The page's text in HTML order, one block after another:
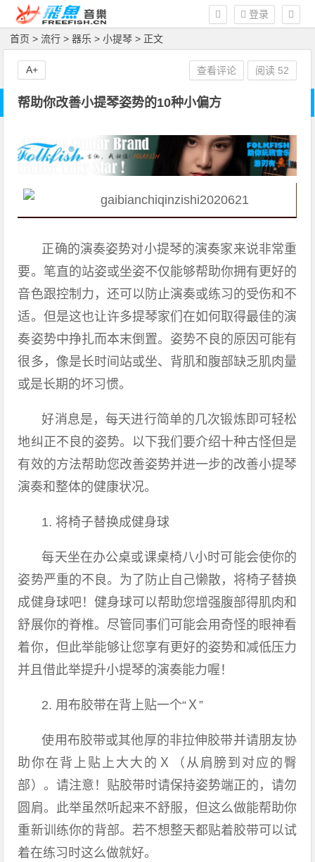
登录
首页 >流行 >器乐 >小提琴 > 正文
帮助你改善小提琴姿势的10种小偏方
正确的演奏姿势对小提琴的演奏家来说非常重
要。笔直的站姿或坐姿不仅能够帮助你拥有更好的
音色跟控制力，还可以防止演奏或练习的受伤和不
适。但是这也让许多提琴家们在如何取得最佳的演
奏姿势中挣扎而本末倒置。姿势不良的原因可能有
很多，像是长时间站或坐、背肌和腹部缺乏肌肉量
或是长期的坏习惯。
好消息是，每天进行简单的几次锻炼即可轻松
地纠正不良的姿势。以下我们要介绍十种古怪但是
有效的方法帮助您改善姿势并进一步的改善小提琴
演奏和整体的健康状况。
1. 将椅子替换成健身球
每天坐在办公桌或课桌椅八小时可能会使你的
姿势严重的不良。为了防止自己懒散，将椅子替换
成健身球吧！健身球可以帮助您增强腹部得肌肉和
舒展你的脊椎。尽管同事们可能会用奇怪的眼神看
着你，但此举能够让您享有更好的姿势和减低压力
并且借此举提升小提琴的演奏能力喔！
2. 用布胶带在背上贴一个“Ｘ”
使用布胶带或其他厚的非拉伸胶带并请朋友协
助你在背上贴上大大的Ｘ（从肩膀到对应的臀
部）。请注意！贴胶带时请保持姿势端正的，请勿
圆肩。此举虽然听起来不舒服，但这么做能帮助你
重新训练你的背部。若不想整天都贴着胶带可以试
着在练习时这么做就好。
查看评论 阅读 52
A+